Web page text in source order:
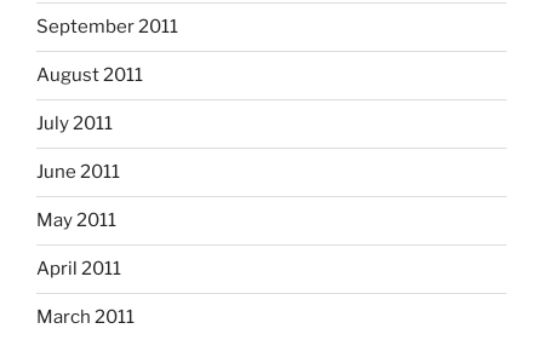
September 2011
August 2011
July 2011
June 2011
May 2011
April 2011
March 2011